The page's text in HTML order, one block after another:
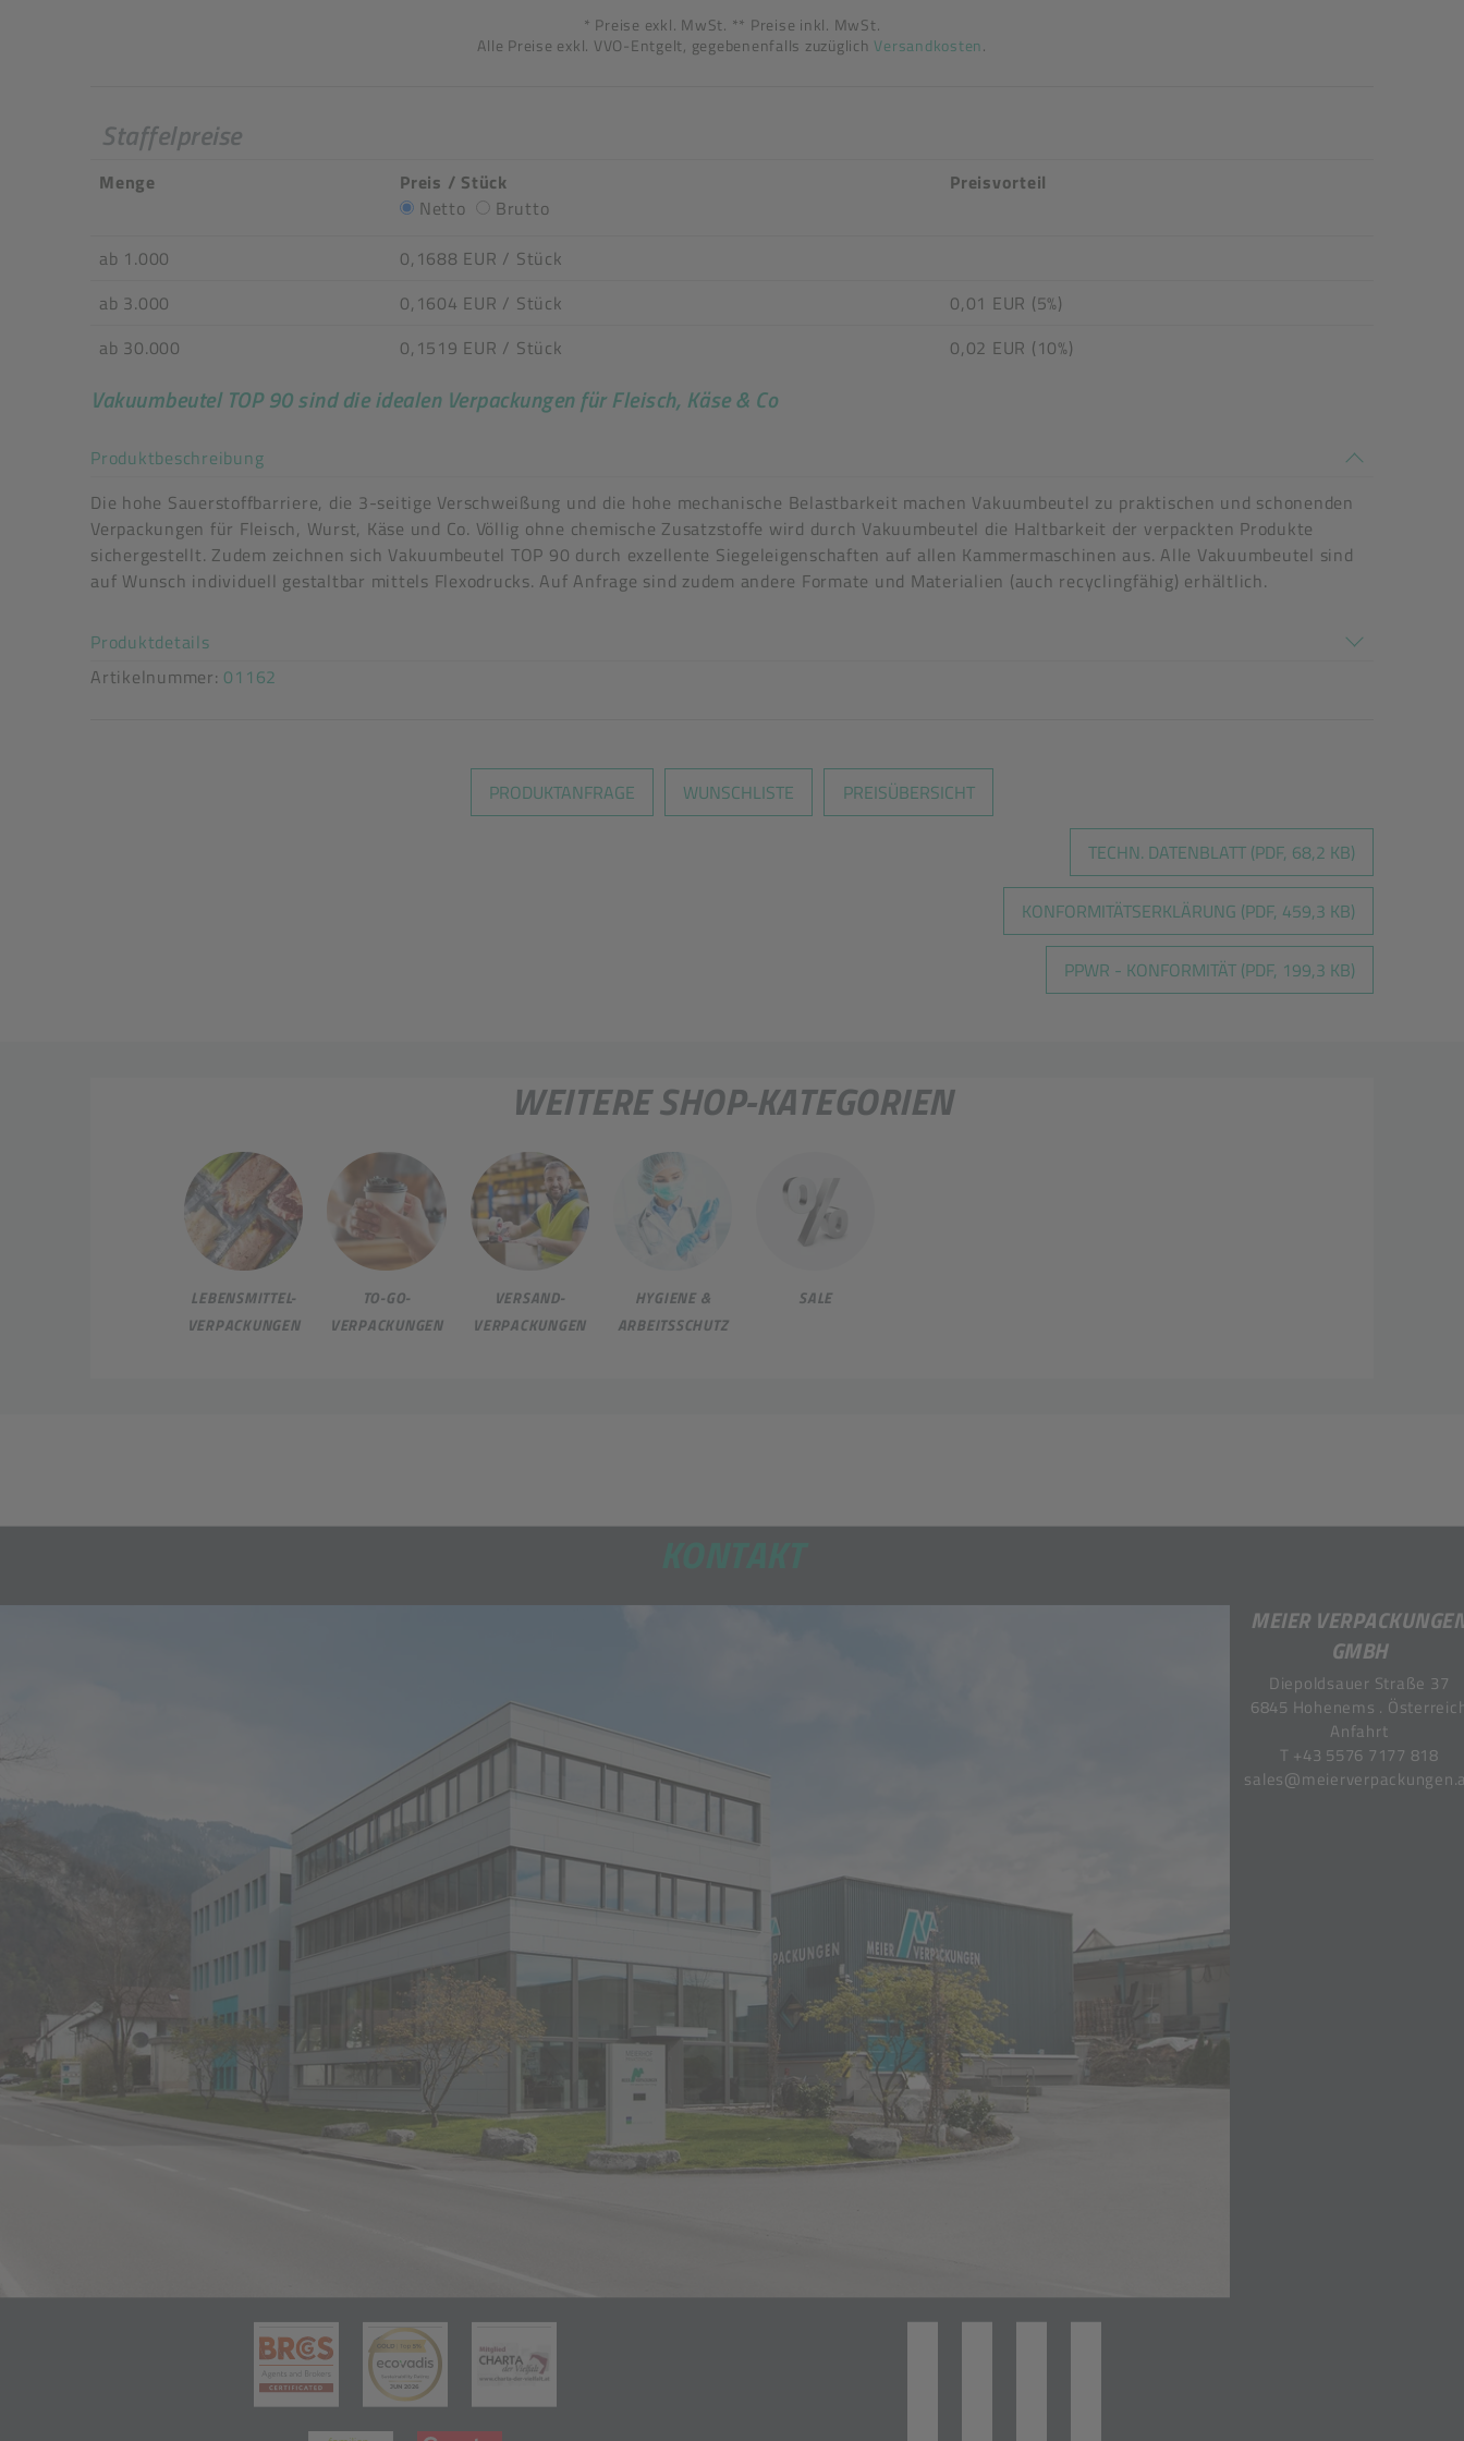
* Preise exkl. MwSt. ** Preise inkl. MwSt.
Alle Preise exkl. VVO-Entgelt, gegebenenfalls zuzüglich Versandkosten.
Staffelpreise
Menge
Preis / Stück
Netto
Brutto
Preisvorteil
ab 1.000 0,1688 EUR / Stück
ab 3.000
0,1604 EUR / Stück
0,01 EUR (5%)
ab 30.000
0,1519 EUR / Stück 0,02 EUR (10%)
Vakuumbeutel TOP 90 sind die idealen Verpackungen für Fleisch, Käse & Co
Produktbeschreibung
Die hohe Sauerstoffbarriere, die 3-seitige Verschweißung und die hohe mechanische Belastbarkeit machen Vakuumbeutel zu praktischen und schonenden
Verpackungen für Fleisch, Wurst, Käse und Co. Völlig ohne chemische Zusatzstoffe wird durch Vakuumbeutel die Haltbarkeit der verpackten Produkte
sichergestellt. Zudem zeichnen sich Vakuumbeutel TOP 90 durch exzellente Siegeleigenschaften auf allen Kammermaschinen aus. Alle Vakuumbeutel sind
auf Wunsch individuell gestaltbar mittels Flexodrucks. Auf Anfrage sind zudem andere Formate und Materialien (auch recyclingfähig) erhältlich.
Produktdetails
Artikelnummer: 01162
PRODUKTANFRAGE WUNSCHLISTE PREISÜBERSICHT
TECHN. DATENBLATT (PDF, 68,2 KB)
KONFORMITÄTSERKLÄRUNG (PDF, 459,3 KB)
PPWR - KONFORMITÄT (PDF, 199,3 KB)
WEITERE SHOP-KATEGORIEN
LEBENSMITTEL-
VERPACKUNGEN
TO-GO-
VERPACKUNGEN
VERSAND-
VERPACKUNGEN
HYGIENE &
ARBEITSSCHUTZ
SALE
MEIER
GMBH
Diepoldsauer Straße 37
6845 Hohenems .
Anfahrt
T +43 5576 7177 818